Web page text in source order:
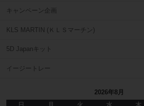
キャンペーン企画
KLS MARTIN (ＫＬＳマーチン)
5D Japanキット
イージートレー
2026年8月